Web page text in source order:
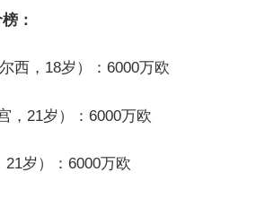
：
西，18岁）：6000万欧
，21岁）：6000万欧
岁）：6000万欧